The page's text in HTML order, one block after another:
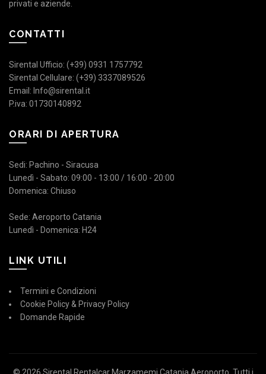
privati e aziende.
CONTATTI
Sirental Ufficio: (+39) 0931 1757792
Sirental Cellulare: (+39) 3337089526
Email: Info@sirental.it
P.iva: 01730140892
ORARI DI APERTURA
Sedi: Pachino - Siracusa
Lunedì - Sabato: 09:00 - 13:00 / 16:00 - 20:00
Domenica: Chiuso
Sede: Aeroporto Catania
Lunedì - Domenica: H24
LINK UTILI
Termini e Condizioni
Cookie Policy & Privacy Policy
Domande Rapide